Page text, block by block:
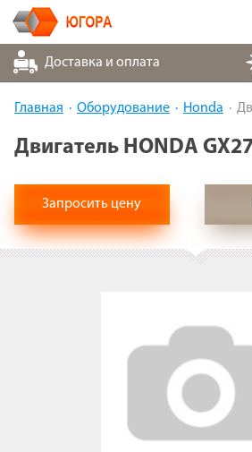
Оборудование
Партнеры
Доставка и оплата
Главная Оборудование Honda
Двигатель HONDA
Запросить цену